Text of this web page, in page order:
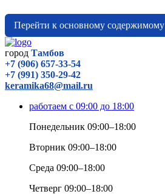
Перейти к основному содержимому
город Тамбов
+7 (906) 657-33-54
+7 (991) 350-29-42
keramika68@mail.ru
работаем с 09:00 до 18:00
Понедельник 09:00–18:00
Вторник 09:00–18:00
Среда 09:00–18:00
Четверг 09:00–18:00